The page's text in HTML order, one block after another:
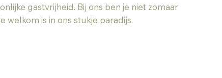
gastvrijheid. Bij ons ben je niet zomaar
welkom is in ons stukje paradijs.